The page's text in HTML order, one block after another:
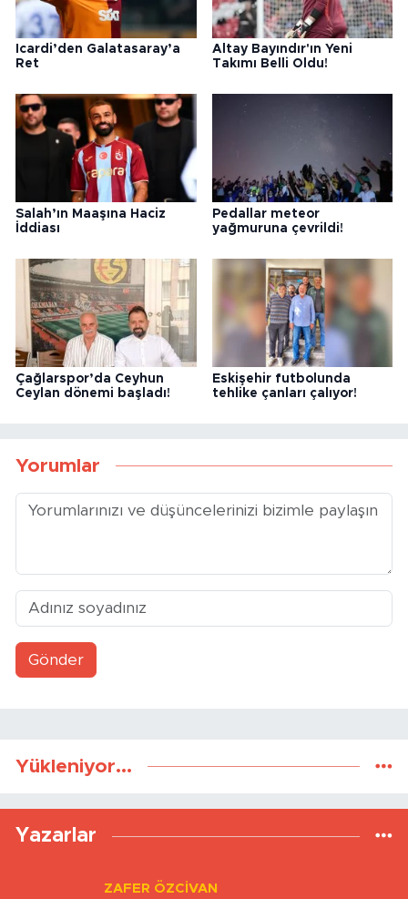
Icardi’den Galatasaray’a
Ret
Altay Bayındır'ın Yeni
Takımı Belli Oldu!
Salah’ın Maaşına Haciz
İddiası
Pedallar meteor
yağmuruna çevrildi!
Çağlarspor’da Ceyhun
Ceylan dönemi başladı!
Eskişehir futbolunda
tehlike çanları çalıyor!
Yorumlar
Gönder
Yükleniyor...
Yazarlar
ZAFER ÖZCIVAN